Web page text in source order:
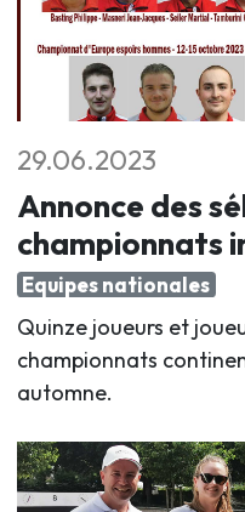
29.06.2023
Annonce des
championnats
Equipes nationales
Quinze joueurs et
championnats
automne.